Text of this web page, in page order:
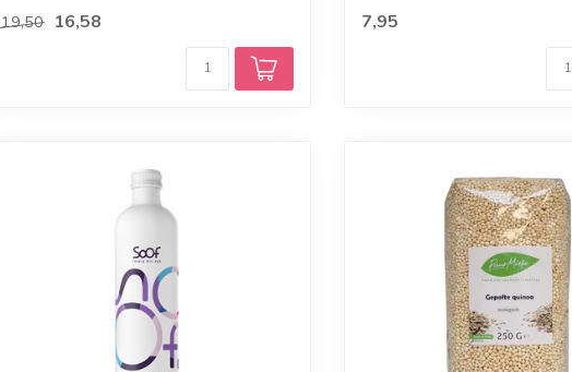
19,50 16,58 7,95